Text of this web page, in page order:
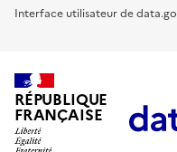
Interface utilisateur de
RÉPUBLIQUE
FRANÇAISE